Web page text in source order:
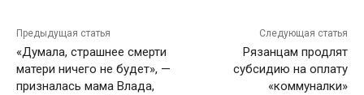
Предыдущая статья
«Думала, страшнее смерти
матери ничего не будет», —
призналась мама Влада,
Следующая статья
Рязанцам продлят
субсидию на оплату
«коммуналки»